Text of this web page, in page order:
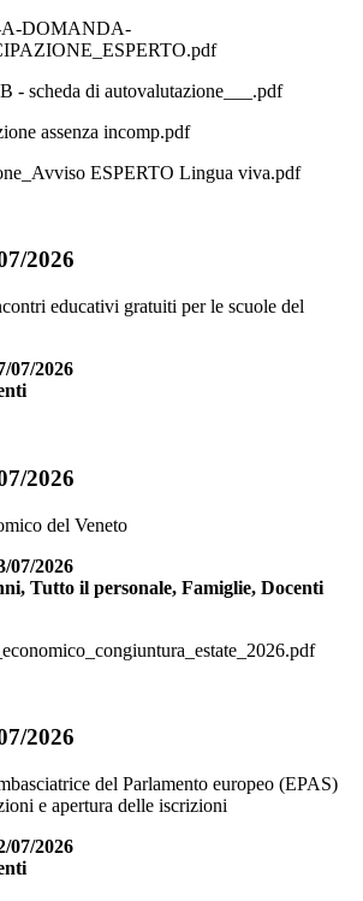
A-DOMANDA-
- scheda di autovalutazione___.pdf
assenza incomp.pdf
ESPERTO Lingua viva.pdf
2026
educativi gratuiti per le scuole del
07/2026
2026
del Veneto
07/2026
Tutto il personale, Famiglie, Docenti
2026
del Parlamento europeo (EPAS)
e apertura delle iscrizioni
07/2026